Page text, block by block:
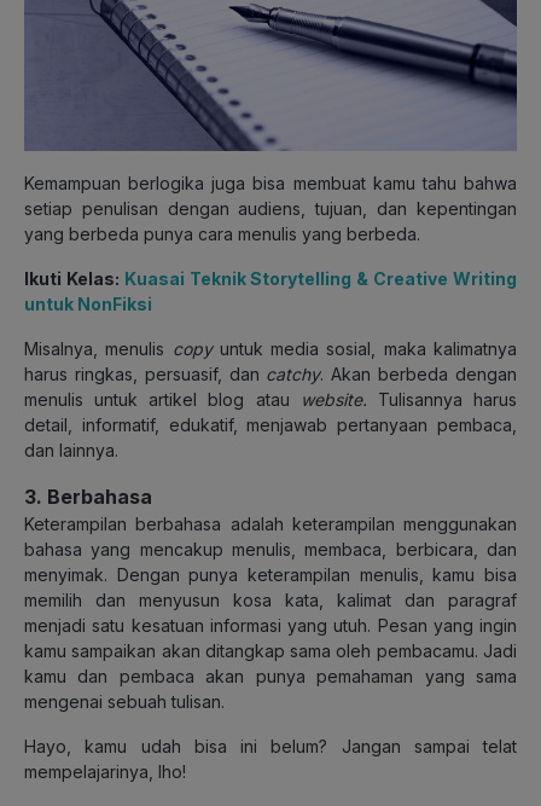
Kemampuan berlogika juga bisa membuat kamu tahu bahwa
setiap penulisan dengan audiens, tujuan, dan kepentingan
yang berbeda punya cara menulis yang berbeda.
Ikuti Kelas: Kuasai Teknik Storytelling & Creative Writing
untuk NonFiksi
Misalnya, menulis copyuntuk media sosial, maka kalimatnya
harus ringkas, persuasif, dan catchy. Akan berbeda dengan
menulis untuk artikel blog atau
website. Tulisannya harus
detail, informatif, edukatif, menjawab pertanyaan pembaca,
dan lainnya.
3. Berbahasa
Keterampilan berbahasa adalah keterampilan menggunakan
bahasa yang mencakup menulis, membaca, berbicara, dan
menyimak. Dengan punya keterampilan menulis, kamu bisa
memilih dan menyusun kosa kata, kalimat dan paragraf
menjadi satu kesatuan informasi yang utuh. Pesan yang ingin
kamu sampaikan akan ditangkap sama oleh pembacamu. Jadi
kamu dan pembaca akan punya pemahaman yang sama
mengenai sebuah tulisan.
Hayo, kamu udah bisa ini belum? Jangan sampai telat
mempelajarinya, lho!